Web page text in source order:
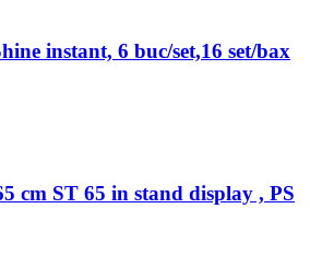
instant, 6 buc/set,16 set/bax
cm ST 65 in stand display , PS